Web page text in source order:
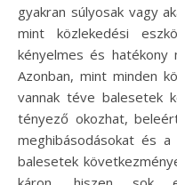
gyakran súlyosak vagy
mint közlekedési
kényelmes és hatékony
Azonban, mint minden
vannak téve balesetek
tényező okozhat,
meghibásodásokat és
balesetek